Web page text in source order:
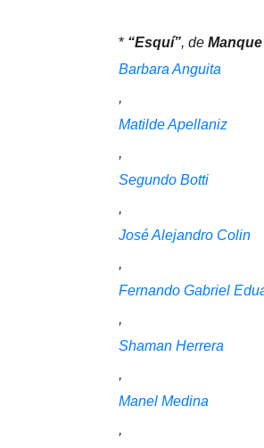
* “Esquí”, de
Barbara Anguita
,
Matilde Apellaniz
,
Segundo Botti
,
José Alejandro Colin
,
Fernando Gabriel
,
Shaman Herrera
,
Manel Medina
,